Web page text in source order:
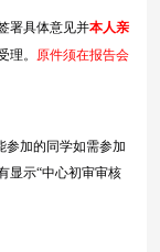
署具体意见并本人亲
理。 原件须在报告会
参加的同学如需参加
显示“中心初审审核